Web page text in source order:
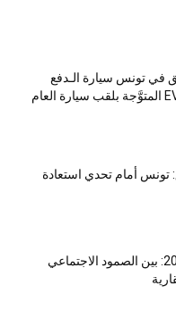
في تونس سيارة الـدفع
الرباعي الكهربائي EV3 المتوَّجة بلقب سيارة العام
تونس أمام تحدي استعادة
الاقتصاد التونسي 2025: بين الصمود الاجتماعي